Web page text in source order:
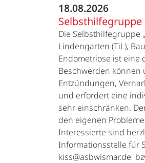
18.08.2026
Selbsthilfegruppe
Die Selbsthilfegruppe
Lindengarten (TiL),
Endometriose ist eine
Beschwerden
Entzündungen,
und erfordert eine
sehr einschränken.
den eigenen
Interessierte sind
Informationsstelle für
kiss@asbwismar.de